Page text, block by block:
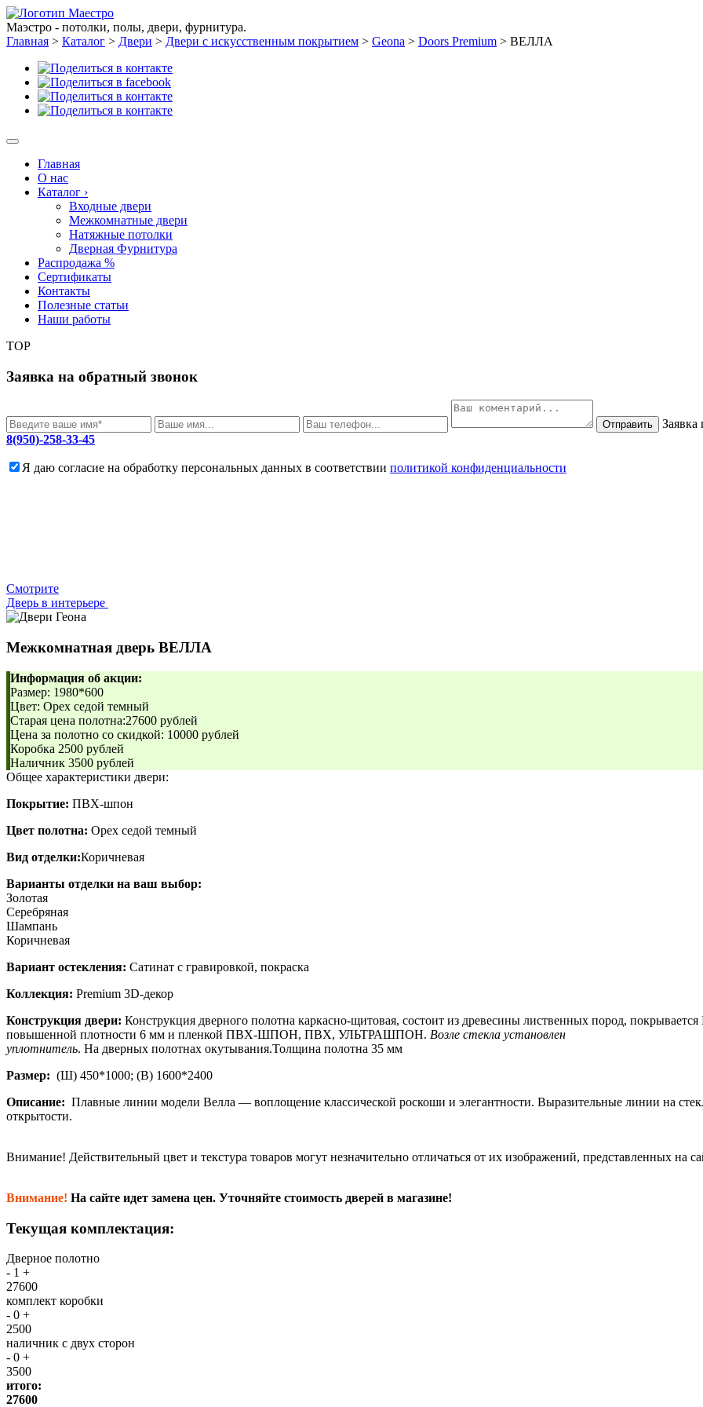
Маэстро - потолки, полы, двери, фурнитура.
Главная > Каталог > Двери > Двери с искусственным покрытием > Geona > Doors Premium > ВЕЛЛА
Главная
О нас
Каталог ›
Входные двери
Межкомнатные двери
Натяжные потолки
Дверная Фурнитура
Распродажа %
Сертификаты
Контакты
Полезные статьи
Наши работы
TOP
Заявка на обратный звонок
Отправить
Заявка
8(950)-258-33-45
Я даю согласие на обработку персональных данных в соответствии политикой конфиденциальности
Cмотрите
Дверь в интерьере
Межкомнатная дверь ВЕЛЛА
Информация об акции:
Размер: 1980*600
Цвет: Орех седой темный
Старая цена полотна:27600 рублей
Цена за полотно со скидкой: 10000 рублей
Коробка 2500 рублей
Наличник 3500 рублей
Общее характеристики двери:
Покрытие: ПВХ-шпон
Цвет полотна: Орех седой темный
Вид отделки:Коричневая
Варианты отделки на ваш выбор:
Золотая
Серебряная
Шампань
Коричневая
Вариант остекления: Сатинат с гравировкой, покраска
Коллекция: Premium 3D-декор
Конструкция двери: Конструкция дверного полотна каркасно-щитовая, состоит из древесины лиственных пород,
повышенной плотности 6 мм и пленкой ПВХ-ШПОН, ПВХ, УЛЬТРАШПОН. Возле стекла установлен
уплотнитель. На дверных полотнах окутывания.Толщина полотна 35 мм
Размер: (Ш) 450*1000; (В) 1600*2400
Описание: Плавные линии модели Велла — воплощение классической роскоши и элегантности. Выразительные линии на
открытости.
Внимание! Действительный цвет и текстура товаров могут незначительно отличаться от их изображений, представленных на
Внимание! На сайте идет замена цен. Уточняйте стоимость дверей в магазине!
Текущая комплектация:
Дверное полотно
- 1 +
27600
комплект коробки
- 0 +
2500
наличник с двух сторон
- 0 +
3500
итого:
27600